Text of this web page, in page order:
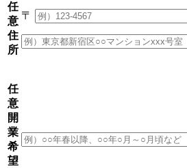
任
意
住
所
〒
任
意
開
業
希
望